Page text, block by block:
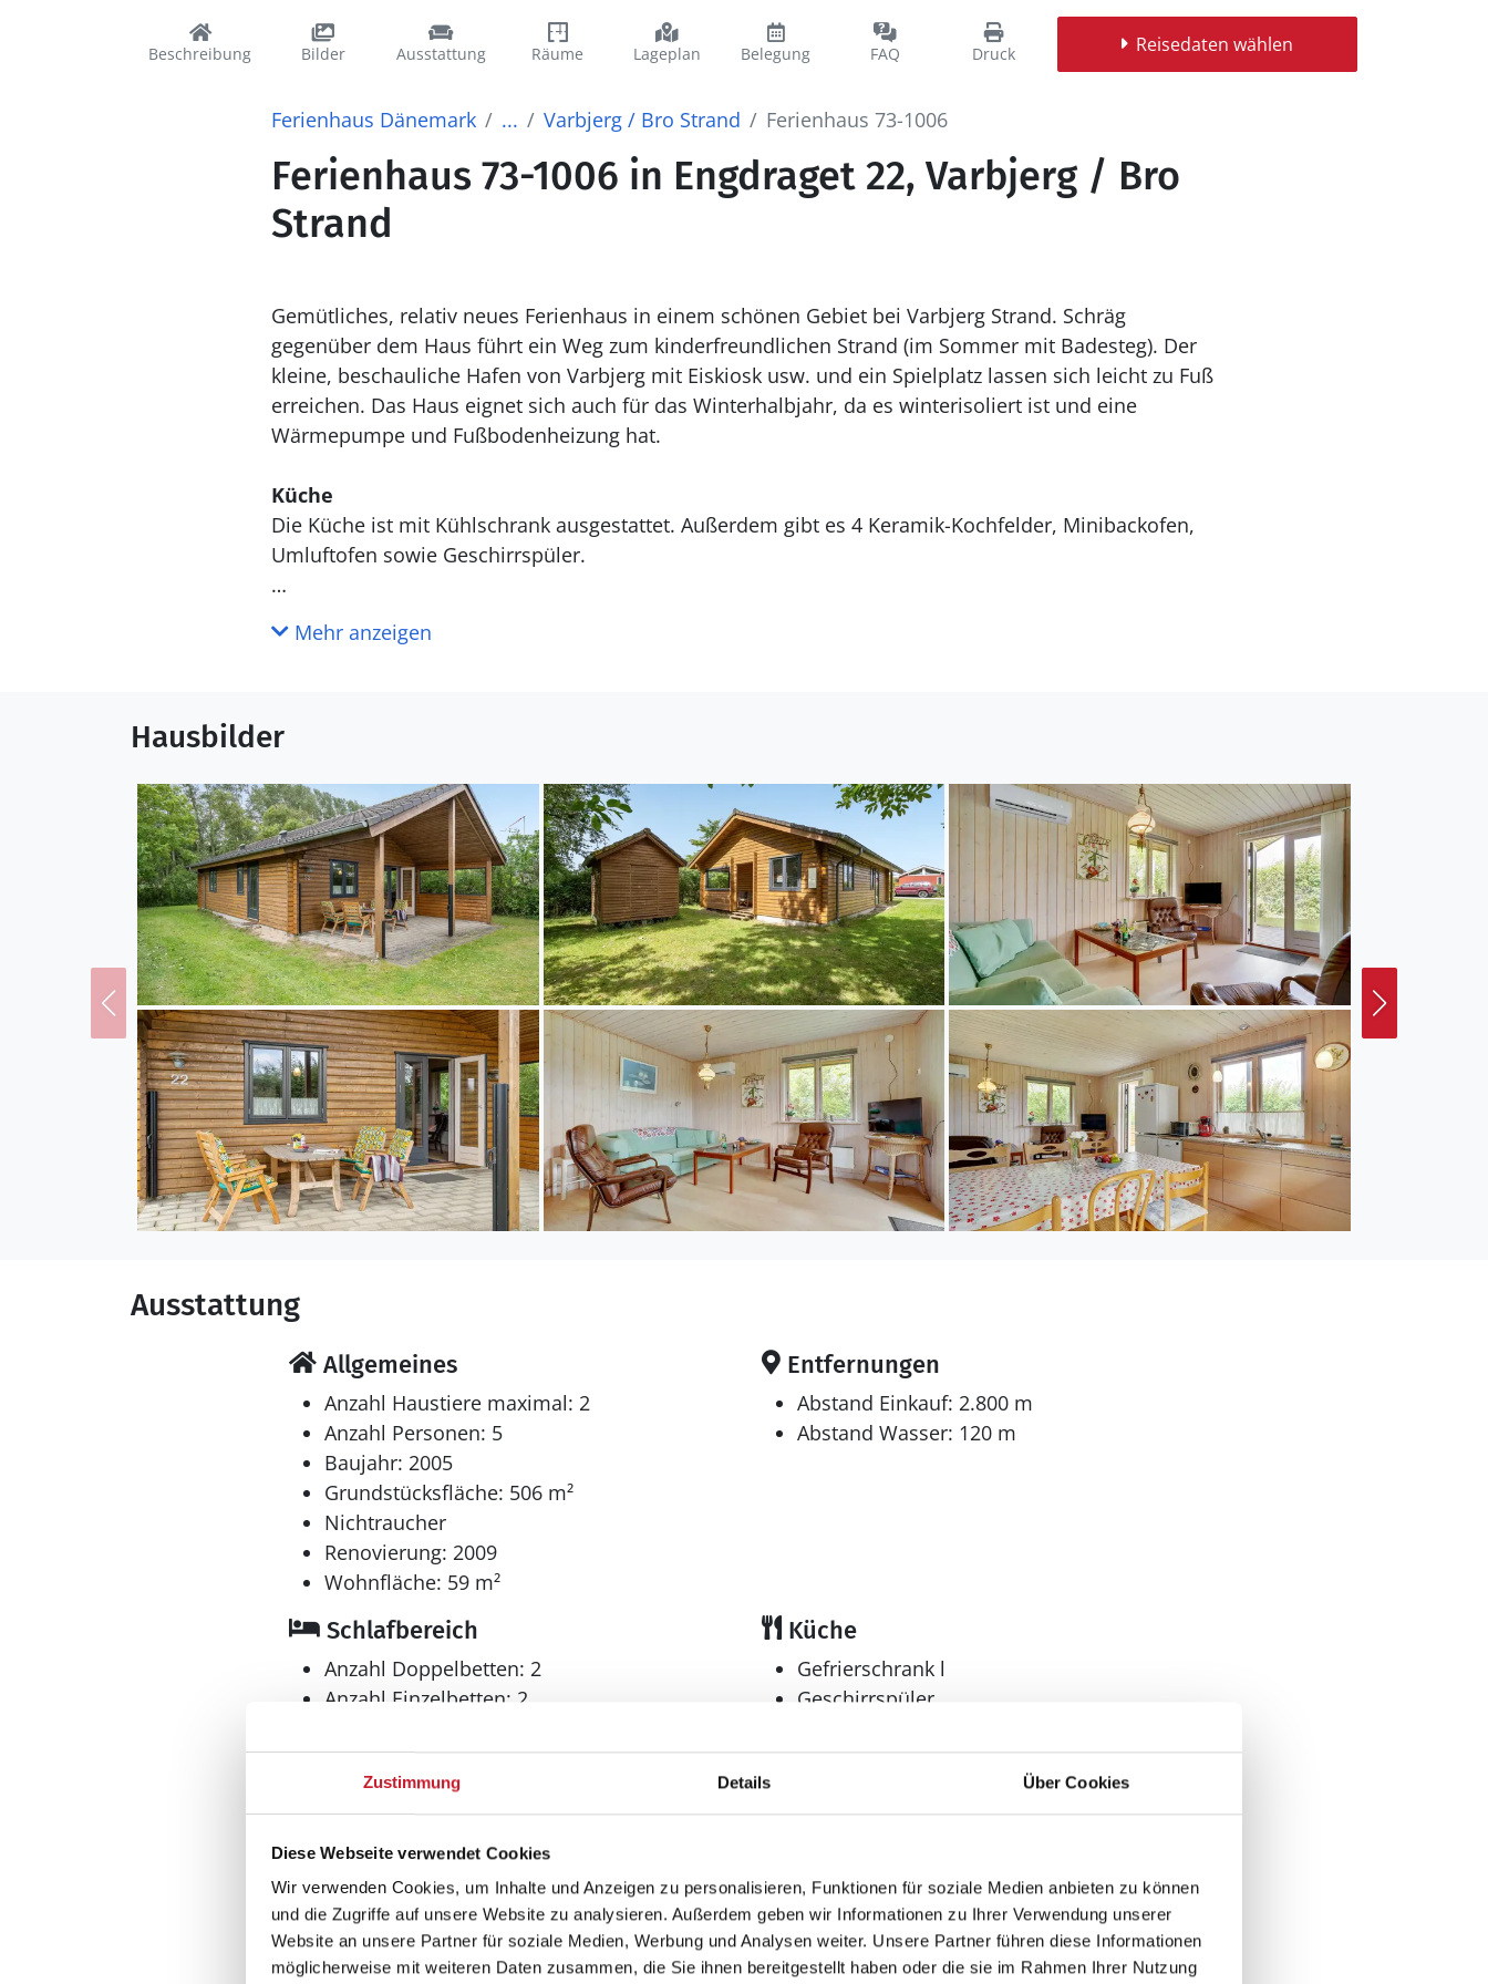
Zustimmung Details Über Cookies
Diese Webseite verwendet Cookies
Wir verwenden Cookies, um Inhalte und Anzeigen zu personalisieren, Funktionen für soziale Medien anbieten zu können
und die Zugriffe auf unsere Website zu analysieren. Außerdem geben wir Informationen zu Ihrer Verwendung unserer
Website an unsere Partner für soziale Medien, Werbung und Analysen weiter. Unsere Partner führen diese Informationen
möglicherweise mit weiteren Daten zusammen, die Sie ihnen bereitgestellt haben oder die sie im Rahmen Ihrer Nutzung
Beschreibung Bilder Ausstattung Räume Lageplan Belegung FAQ Druck Reisedaten wählen
Ferienhaus Dänemark ... Varbjerg / Bro Strand Ferienhaus 73-1006
Ferienhaus 73-1006 in Engdraget 22, Varbjerg / Bro
Strand
Gemütliches, relativ neues Ferienhaus in einem schönen Gebiet bei Varbjerg Strand. Schräg
gegenüber dem Haus führt ein Weg zum kinderfreundlichen Strand (im Sommer mit Badesteg). Der
kleine, beschauliche Hafen von Varbjerg mit Eiskiosk usw. und ein Spielplatz lassen sich leicht zu Fuß
erreichen. Das Haus eignet sich auch für das Winterhalbjahr, da es winterisoliert ist und eine
Wärmepumpe und Fußbodenheizung hat.
Küche
Die Küche ist mit Kühlschrank ausgestattet. Außerdem gibt es 4 Keramik-Kochfelder, Minibackofen,
Umluftofen sowie Geschirrspüler.
Die Ferienunterkunft liegt auf einem 506 m² großen Gartengrundstück. Die Entfernung zum Meer
Terrassenareal zur Verfügung. Außerdem gibt es überdachte Terrasse. Geräteraum. Die Entfernung
zu einem Spielplatz beträgt 450 m. Es steht ein Grill zur Verfügung. Parkplatz auf dem Grundstück.
Einrichtung
Das Ferienhaus eignet sich für 5 Personen sowie 1 Kleinkind bis zu 3 Jahren. Die Ferienunterkunft hat
eine Wohnfläche von 59 m² und wurde 2005 gebaut. 2009 wurde die Ferienunterkunft renoviert. Es ist
erlaubt 2 Haustiere mitzubringen. In der Ferienunterkunft ist eine energiesparender Luft zu Luft
Wärmepumpe installiert. Fußbodenheizung in allen Räumen. Die Ferienunterkunft ist mit
Waschmaschine ausgestattet. Tiefkühlmöglichkeit mit 60 Liter Nutzinhalt. Für die jüngsten
Feriengäste ist 1 Kinderhochstuhl vorhanden.
Schlafverhältnisse
Die Schlafplätze verteilen sich auf 2 Schlafräume. 2 Schlafplätze in einem Doppelbett. 2 Schlafplätze
in Einzelbetten.1 Schlafplatz in einem Etagenbett. Ferner steht ein Kinderbett zur Verfügung.
steht kabellose Internetverbindung zur Verfügung.
Mehr anzeigen
Hausbilder
Ausstattung
Allgemeines
Anzahl Haustiere maximal: 2
Anzahl Personen: 5
Baujahr: 2005
Grundstücksfläche: 506 m²
Nichtraucher
Renovierung: 2009
Wohnfläche: 59 m²
Entfernungen
Abstand Einkauf: 2.800 m
Abstand Wasser: 120 m
Schlafbereich
Anzahl Doppelbetten: 2
Anzahl Einzelbetten: 2
Anzahl Schlafzimmer: 2
Küche
Gefrierschrank l
Geschirrspüler
Bad
Anzahl Badezimmer: 1
Anzahl Toiletten: 1
Waschmaschine
Multimedia
Aussenbereich Sonstiges